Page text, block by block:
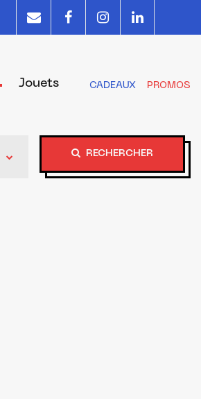
Jouets CADEAUX PROMOS
RECHERCHER